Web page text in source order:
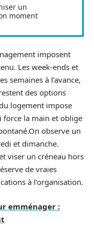
un
moment
imposent
Les week-ends et
semaines à l’avance,
des options
logement impose
force la main et oblige
observe un
et dimanche.
viser un créneau hors
de vraies
à l’organisation.
emménager :